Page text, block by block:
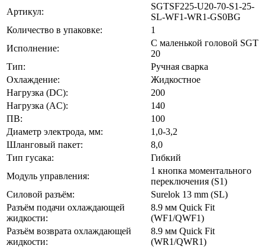
Артикул:
SGTSF225-U20-70-S1-25-
SL-WF1-WR1-GS0BG
Количество в упаковке:
1
Исполнение:
С маленькой головой SGT
20
Тип:
Ручная сварка
Охлаждение:
Жидкостное
Нагрузка (DC):
200
Нагрузка (AC):
140
ПВ:
100
Диаметр электрода, мм:
1,0-3,2
Шланговый пакет:
8,0
Тип гусака:
Гибкий
Модуль управления:
1 кнопка моментального
переключения (S1)
Силовой разъём:
Surelok 13 mm (SL)
Разъём подачи охлаждающей
жидкости:
8.9 мм Quick Fit
(WF1/QWF1)
Разъём возврата охлаждающей
жидкости:
8.9 мм Quick Fit
(WR1/QWR1)